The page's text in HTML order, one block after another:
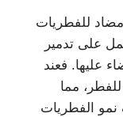
1% هو دواء مضاد للفطريات
على تدمير
عليها. فعند
مما